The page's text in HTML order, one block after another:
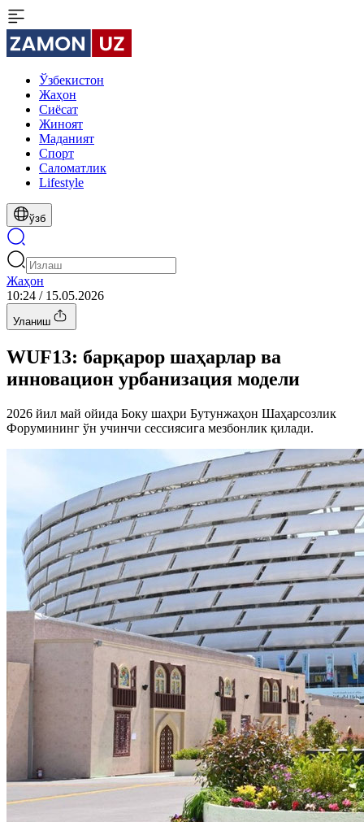
Ўзбекистон
Жаҳон
Сиёсат
Жиноят
Маданият
Спорт
Cаломатлик
Lifestyle
ўзб
Жаҳон
10:24 / 15.05.2026
Уланиш
WUF13: барқарор шаҳарлар ва
инновацион урбанизация модели
2026 йил май ойида Боку шаҳри Бутунжаҳон Шаҳарсозлик
Форумининг ўн учинчи сессиясига мезбонлик қилади.